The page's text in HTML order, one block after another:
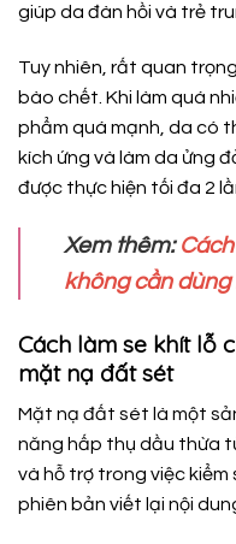
giúp da đàn hồi và trẻ
Tuy nhiên, rất quan
bào chết. Khi làm quá
phẩm quá mạnh, da có
kích ứng và làm da ửng
được thực hiện tối đa 2
Xem thêm:
không cần
Cách làm se khít lỗ
mặt nạ đất sét
Mặt nạ đất sét là một
năng hấp thụ dầu thừa
và hỗ trợ trong việc kiểm
phiên bản viết lại nội